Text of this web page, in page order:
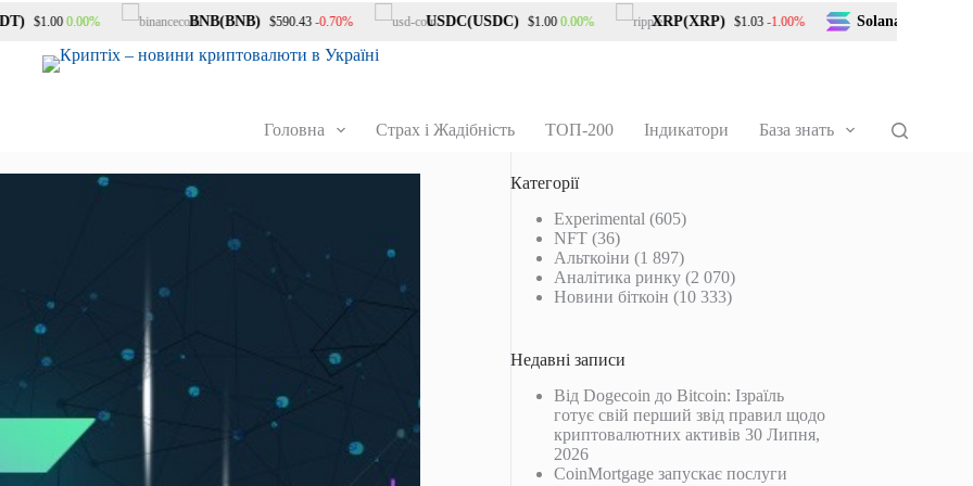
$1.00 0.00% BNB(BNB) $590.43 -0.70% USDC(USDC) $1.00 0.00% XRP(XRP) $1.03 -1.00% Solana(SOL)
Головна Страх і Жадібність ТОП-200 Індикатори База знать
Категорії
Experimental (605)
NFT (36)
Альткоіни (1 897)
Аналітика ринку (2 070)
Новини біткоін (10 333)
Недавні записи
Від Dogecoin до Bitcoin: Ізраїль
готує свій перший звід правил щодо
криптовалютних активів 30 Липня,
2026
CoinMortgage запускає послуги